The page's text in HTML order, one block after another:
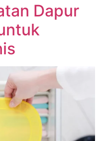
Dapur